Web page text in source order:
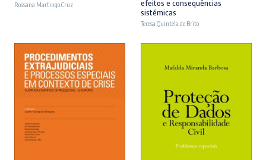
Rossana Martingo Cruz
era:
efeitos e consequências
sistémicas
Teresa Quintela de Brito